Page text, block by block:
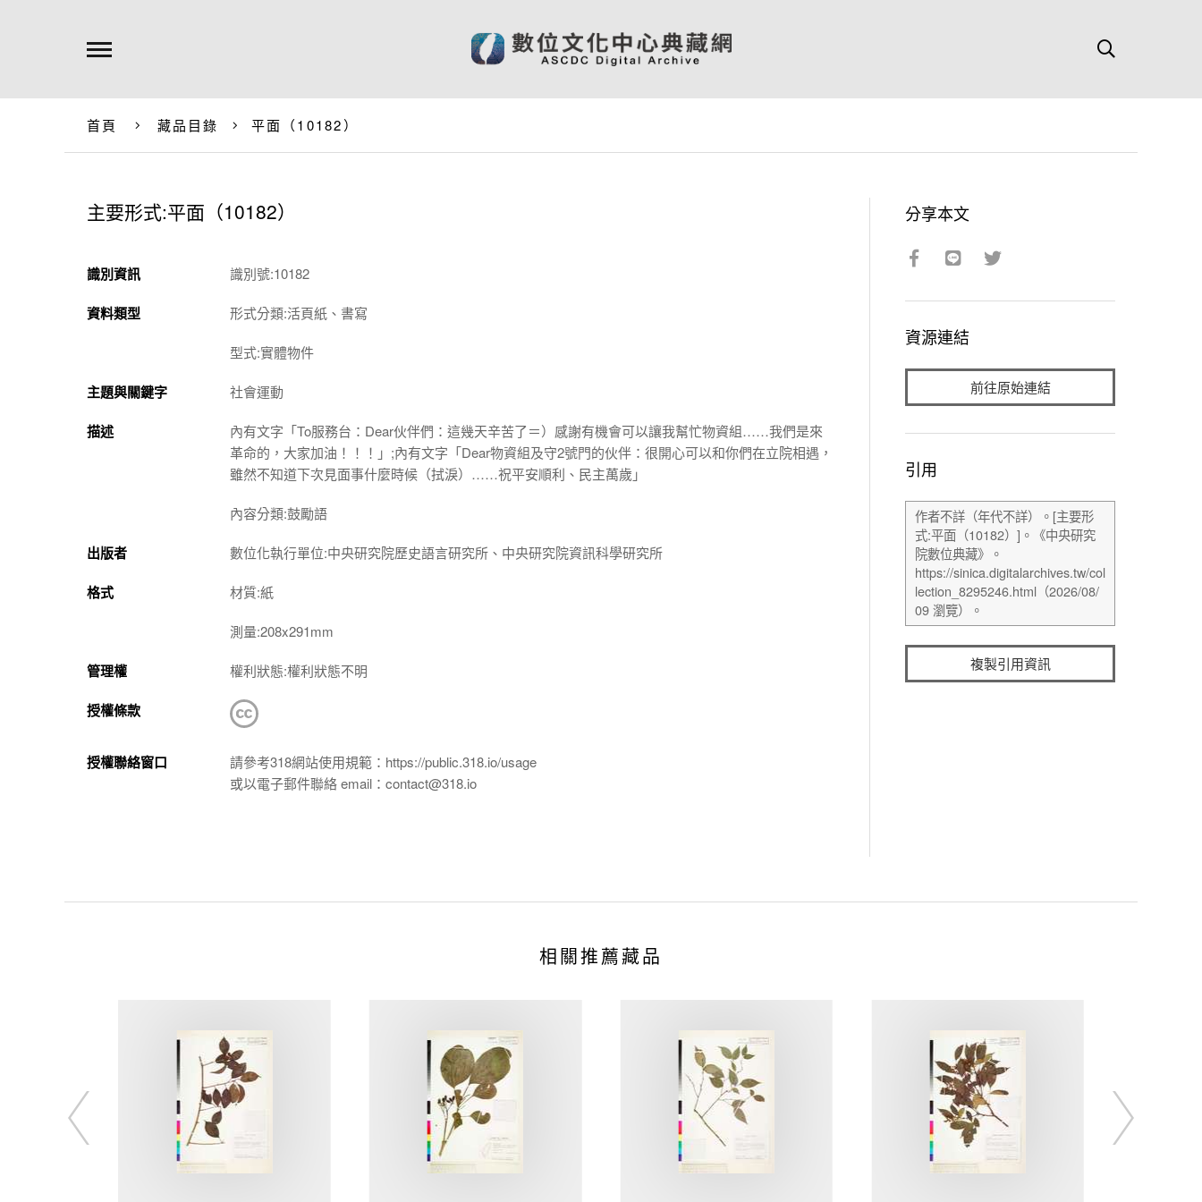
首頁 藏品目錄 平面（10182）
主要形式:平面（10182）
識別資訊 識別號:10182
資料類型 形式分類:活頁紙、書寫
型式:實體物件
主題與關鍵字 社會運動
描述
內有文字「To服務台：Dear伙伴們：這幾天辛苦了＝）感謝有機會可以讓我幫忙物資組……我們是來
革命的，大家加油！！！」;內有文字「Dear物資組及守2號門的伙伴：很開心可以和你們在立院相遇，
雖然不知道下次見面事什麼時候（拭淚）……祝平安順利、民主萬歲」
內容分類:鼓勵語
出版者 數位化執行單位:中央研究院歷史語言研究所、中央研究院資訊科學研究所
格式 材質:紙
測量:208x291mm
管理權 權利狀態:權利狀態不明
授權條款
授權聯絡窗口
請參考318網站使用規範：https://public.318.io/usage
或以電子郵件聯絡 email：contact@318.io
分享本文
資源連結
前往原始連結
引用
複製引用資訊
相關推薦藏品